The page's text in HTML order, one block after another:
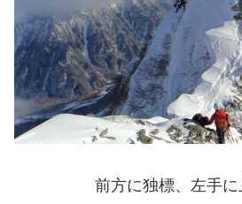
前方に独標、左手に